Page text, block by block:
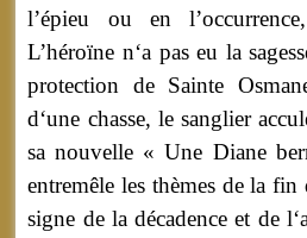
l’épieu ou en
L’héroïne n‘a pas eu la
protection de Sainte
d‘une chasse, le sanglier
sa nouvelle « Une Diane
entremêle les thèmes de la
signe de la décadence et de